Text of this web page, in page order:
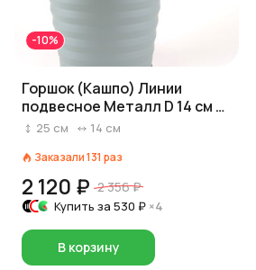
-10%
Горшок (Кашпо) Линии
подвесное Металл D 14 см H
12/24,5 см Голубой
25 см 14 см
Заказали131 раз
2 120 ₽ 2 356 ₽
Купить за 530 ₽ ×4
В корзину